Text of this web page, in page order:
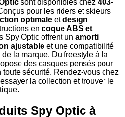
sont disponibles chez 403-
pour les riders et skieurs
optimale etdesign
en coque ABS et
Spy Optic offrent un amorti
ajustable et une compatibilité
la marque. Du freestyle à la
des casques pensés pour
toute sécurité. Rendez-vous chez
la collection et trouver le
Spy Optic à